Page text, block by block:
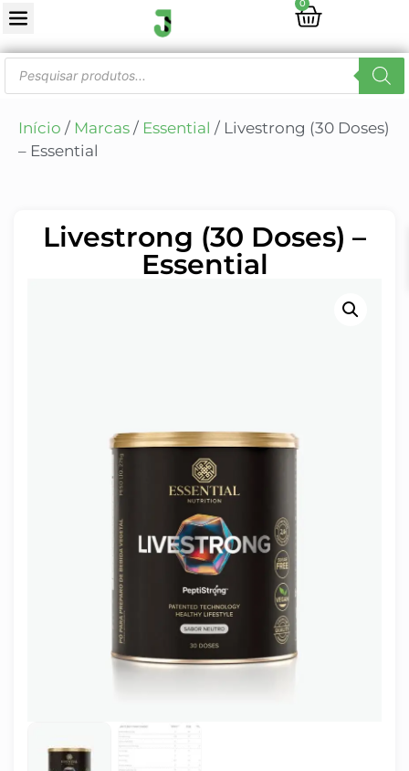
0
Início / Marcas / Essential / Livestrong (30 Doses)
– Essential
Livestrong (30 Doses) –
Essential